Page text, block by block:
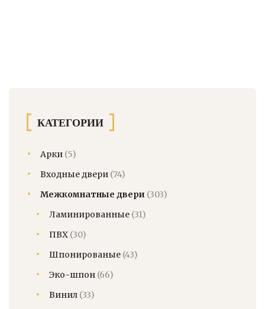
КАТЕГОРИИ
Арки (5)
Входные двери (74)
Межкомнатные двери (303)
Ламинированные (31)
ПВХ (30)
Шпонированые (43)
Эко-шпон (66)
Винил (33)